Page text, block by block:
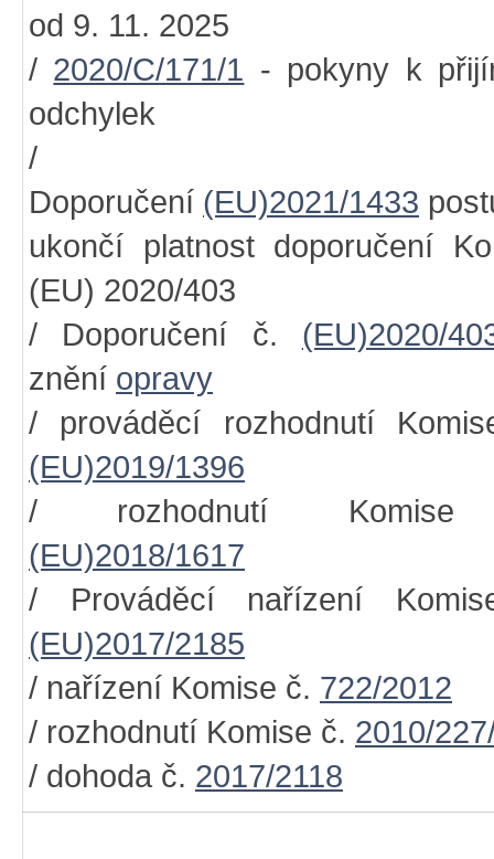
od 9. 11. 2025
/ 2020/C/171/1 - pokyny k
odchylek
/
Doporučení (EU)2021/1433
ukončí platnost doporučení
(EU) 2020/403
/ Doporučení č. (EU)2020/
znění opravy
/ prováděcí rozhodnutí
(EU)2019/1396
/ rozhodnutí
(EU)2018/1617
/ Prováděcí nařízení
(EU)2017/2185
/ nařízení Komise č. 722/2012
/ rozhodnutí Komise č. 2010/
/ dohoda č. 2017/2118